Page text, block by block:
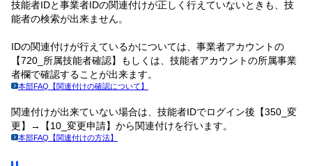
技能者IDと事業者IDの関連付けが正しく行えていないときも、技
能者の検索が出来ません。
IDの関連付けが行えているかについては、事業者アカウントの
【720_所属技能者確認】もしくは、技能者アカウントの所属事業
者欄で確認することが出来ます。
本部FAQ【関連付けの確認について】
関連付けが出来ていない場合は、技能者IDでログイン後【350_変
更】→【10_変更申請】から関連付けを行います。
本部FAQ【関連付けの方法】